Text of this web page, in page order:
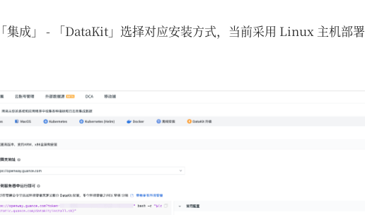
集成」 - 「DataKit」选择对应安装方式，当前采用 Linux 主机部署